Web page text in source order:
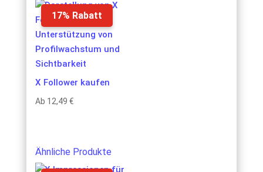
17% Rabatt
X Follower kaufen
Ab 12,49 €
Ähnliche Produkte